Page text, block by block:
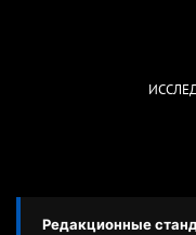
Редакционные